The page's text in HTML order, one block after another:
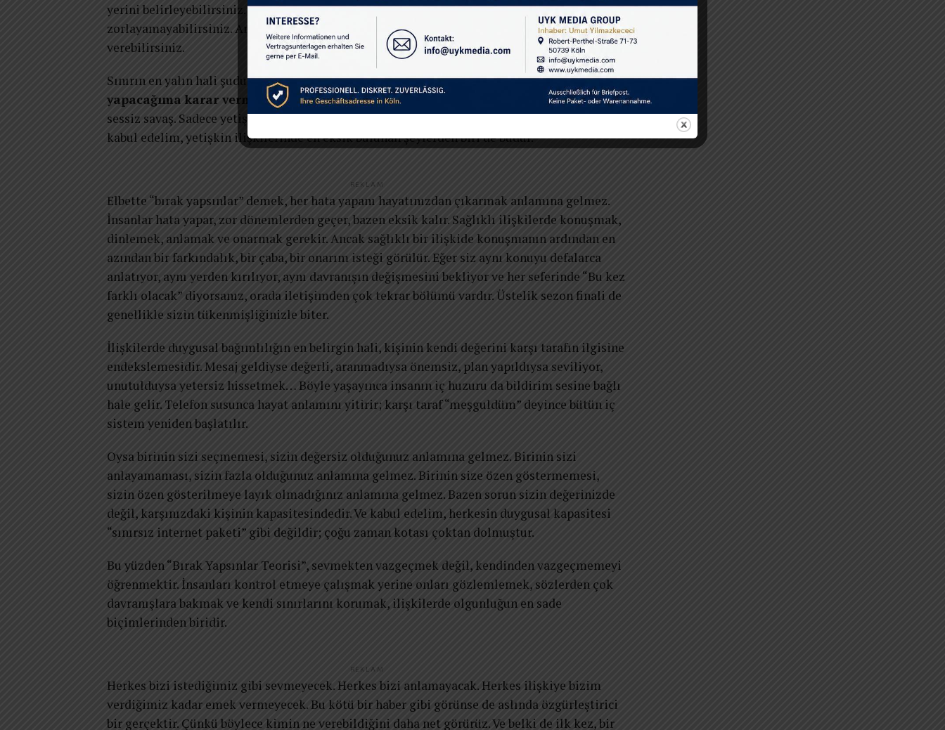
yerini belirleyebilirsiniz. Sizi sürekli belirsizlikte bırakıyorsa, onu net olmaya
zorlayamayabilirsiniz. Ama belirsizliğin sizin için kabul edilebilir olup olmadığına karar
verebilirsiniz.
Sınırın en yalın hali şudur:“Sen böyle davranmakta özgürsün; ben de bu davranışla ne
yapacağıma karar vermekte özgürüm.”Bu cümlede ne intikam vardır ne oyun ne de
sessiz savaş. Sadece yetişkin bir insanın kendi hayatının sorumluluğunu alma hali vardır. Ki
kabul edelim, yetişkin ilişkilerinde en eksik bulunan şeylerden biri de budur.
REKLAM
Elbette “bırak yapsınlar” demek, her hata yapanı hayatınızdan çıkarmak anlamına gelmez.
İnsanlar hata yapar, zor dönemlerden geçer, bazen eksik kalır. Sağlıklı ilişkilerde konuşmak,
dinlemek, anlamak ve onarmak gerekir. Ancak sağlıklı bir ilişkide konuşmanın ardından en
azından bir farkındalık, bir çaba, bir onarım isteği görülür. Eğer siz aynı konuyu defalarca
anlatıyor, aynı yerden kırılıyor, aynı davranışın değişmesini bekliyor ve her seferinde “Bu kez
farklı olacak” diyorsanız, orada iletişimden çok tekrar bölümü vardır. Üstelik sezon finali de
genellikle sizin tükenmişliğinizle biter.
İlişkilerde duygusal bağımlılığın en belirgin hali, kişinin kendi değerini karşı tarafın ilgisine
endekslemesidir. Mesaj geldiyse değerli, aranmadıysa önemsiz, plan yapıldıysa seviliyor,
unutulduysa yetersiz hissetmek… Böyle yaşayınca insanın iç huzuru da bildirim sesine bağlı
hale gelir. Telefon susunca hayat anlamını yitirir; karşı taraf “meşguldüm” deyince bütün iç
sistem yeniden başlatılır.
Oysa birinin sizi seçmemesi, sizin değersiz olduğunuz anlamına gelmez. Birinin sizi
anlayamaması, sizin fazla olduğunuz anlamına gelmez. Birinin size özen göstermemesi,
sizin özen gösterilmeye layık olmadığınız anlamına gelmez. Bazen sorun sizin değerinizde
değil, karşınızdaki kişinin kapasitesindedir. Ve kabul edelim, herkesin duygusal kapasitesi
“sınırsız internet paketi” gibi değildir; çoğu zaman kotası çoktan dolmuştur.
Bu yüzden “Bırak Yapsınlar Teorisi”, sevmekten vazgeçmek değil, kendinden vazgeçmemeyi
öğrenmektir. İnsanları kontrol etmeye çalışmak yerine onları gözlemlemek, sözlerden çok
davranışlara bakmak ve kendi sınırlarını korumak, ilişkilerde olgunluğun en sade
biçimlerinden biridir.
REKLAM
Herkes bizi istediğimiz gibi sevmeyecek. Herkes bizi anlamayacak. Herkes ilişkiye bizim
verdiğimiz kadar emek vermeyecek. Bu kötü bir haber gibi görünse de aslında özgürleştirici
bir gerçektir. Çünkü böylece kimin ne verebildiğini daha net görürüz. Ve belki de ilk kez, bir